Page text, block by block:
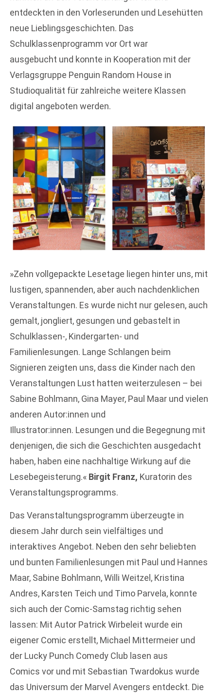
entdeckten in den Vorleserunden und Lesehütten
neue Lieblingsgeschichten. Das
Schulklassenprogramm vor Ort war
ausgebucht und konnte in Kooperation mit der
Verlagsgruppe Penguin Random House in
Studioqualität für zahlreiche weitere Klassen
digital angeboten werden.
»Zehn vollgepackte Lesetage liegen hinter uns, mit
lustigen, spannenden, aber auch nachdenklichen
Veranstaltungen. Es wurde nicht nur gelesen, auch
gemalt, jongliert, gesungen und gebastelt in
Schulklassen-, Kindergarten- und
Familienlesungen. Lange Schlangen beim
Signieren zeigten uns, dass die Kinder nach den
Veranstaltungen Lust hatten weiterzulesen – bei
Sabine Bohlmann, Gina Mayer, Paul Maar und vielen
anderen Autor:innen und
Illustrator:innen. Lesungen und die Begegnung mit
denjenigen, die sich die Geschichten ausgedacht
haben, haben eine nachhaltige Wirkung auf die
Lesebegeisterung.« Birgit Franz, Kuratorin des
Veranstaltungsprogramms.
Das Veranstaltungsprogramm überzeugte in
diesem Jahr durch sein vielfältiges und
interaktives Angebot. Neben den sehr beliebten
und bunten Familienlesungen mit Paul und Hannes
Maar, Sabine Bohlmann, Willi Weitzel, Kristina
Andres, Karsten Teich und Timo Parvela, konnte
sich auch der Comic-Samstag richtig sehen
lassen: Mit Autor Patrick Wirbeleit wurde ein
eigener Comic erstellt, Michael Mittermeier und
der Lucky Punch Comedy Club lasen aus
Comics vor und mit Sebastian Twardokus wurde
das Universum der Marvel Avengers entdeckt. Die